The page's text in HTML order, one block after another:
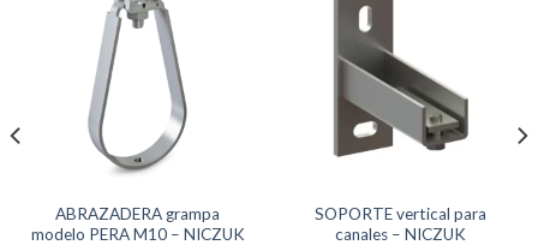
ABRAZADERA grampa
modelo PERA M10 – NICZUK
SOPORTE vertical para
canales – NICZUK